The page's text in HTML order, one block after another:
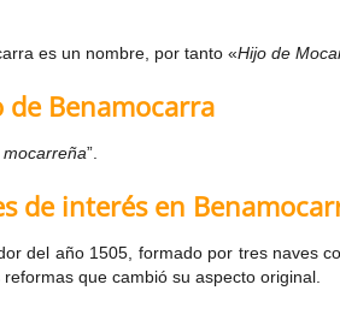
es un nombre, por tanto «Hijo de
de Benamocarra
mocarreña”.
de interés en
del año 1505, formado por tres naves
que cambió su aspecto original.